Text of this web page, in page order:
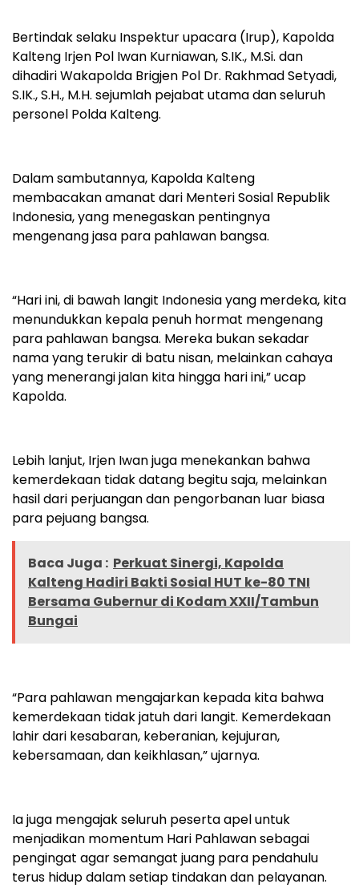
Bertindak selaku Inspektur upacara (Irup), Kapolda
Kalteng Irjen Pol Iwan Kurniawan, S.IK., M.Si. dan
dihadiri Wakapolda Brigjen Pol Dr. Rakhmad Setyadi,
S.IK., S.H., M.H. sejumlah pejabat utama dan seluruh
personel Polda Kalteng.
Dalam sambutannya, Kapolda Kalteng
membacakan amanat dari Menteri Sosial Republik
Indonesia, yang menegaskan pentingnya
mengenang jasa para pahlawan bangsa.
“Hari ini, di bawah langit Indonesia yang merdeka, kita
menundukkan kepala penuh hormat mengenang
para pahlawan bangsa. Mereka bukan sekadar
nama yang terukir di batu nisan, melainkan cahaya
yang menerangi jalan kita hingga hari ini,” ucap
Kapolda.
Lebih lanjut, Irjen Iwan juga menekankan bahwa
kemerdekaan tidak datang begitu saja, melainkan
hasil dari perjuangan dan pengorbanan luar biasa
para pejuang bangsa.
Baca Juga : Perkuat Sinergi, Kapolda
Kalteng Hadiri Bakti Sosial HUT ke-80 TNI
Bersama Gubernur di Kodam XXII/Tambun
Bungai
“Para pahlawan mengajarkan kepada kita bahwa
kemerdekaan tidak jatuh dari langit. Kemerdekaan
lahir dari kesabaran, keberanian, kejujuran,
kebersamaan, dan keikhlasan,” ujarnya.
Ia juga mengajak seluruh peserta apel untuk
menjadikan momentum Hari Pahlawan sebagai
pengingat agar semangat juang para pendahulu
terus hidup dalam setiap tindakan dan pelayanan.